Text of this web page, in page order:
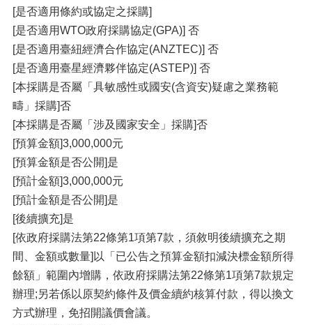
[是否適用條約或協定之採購]
[是否適用WTO政府採購協定(GPA)] 否
[是否適用臺紐經濟合作協定(ANZTEC)] 否
[是否適用臺星經濟夥伴協定(ASTEP)] 否
[本採購是否屬「具敏感性或國安(含資安)疑慮之業務範
疇」採購]否
[本採購是否屬「涉及國家安全」採購]否
[預算金額]3,000,000元
[預算金額是否公開]是
[預計金額]3,000,000元
[預計金額是否公開]是
[後續擴充]是
[依政府採購法第22條第1項第7款，須敘明後續擴充之期
間、金額或數量]以「已公告之預算金額扣減決標金額所得
餘額」範圍內增購，依政府採購法第22條第1項第7款規定
辦理;另若係以原契約條件及價金續約核算付款，得以換文
方式辦理，免招開議價會議。